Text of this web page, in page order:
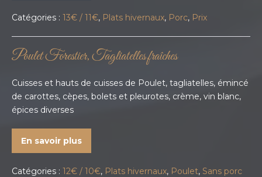
Catégories : 13€ / 11€, Plats hivernaux, Porc, Prix
Poulet Forestier, Tagliatelles fraîches
Cuisses et hauts de cuisses de Poulet, tagliatelles, émincé
de carottes, cèpes, bolets et pleurotes, crème, vin blanc,
épices diverses
En savoir plus
Catégories : 12€ / 10€, Plats hivernaux, Poulet, Sans porc